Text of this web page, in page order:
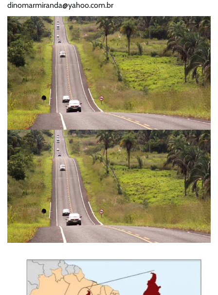
dinomarmiranda@yahoo.com.br